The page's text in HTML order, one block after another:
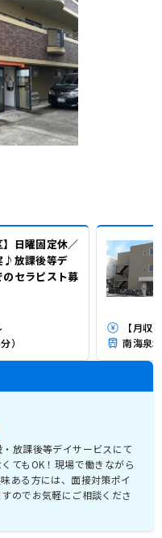
】日曜固定休／
♪放課後等デ
セラピスト募
）
【月収
南海泉
放課後等デイサービスにて
てもOK！現場で働きながら
ある方には、面接対策ポイ
のでお気軽にご相談くださ